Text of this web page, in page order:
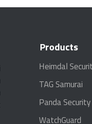
Products
Heimdal
TAG Samurai
Panda Security
WatchGuard